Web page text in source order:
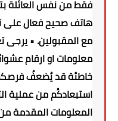
فقط من نفس العائلة
هاتف صحيح فعال على
مع المقبولين. • يرجى
معلومات او ارقام
خاطئة قد يُضعفُ
استبعادكُم من عملية
المعلومات المقدمة